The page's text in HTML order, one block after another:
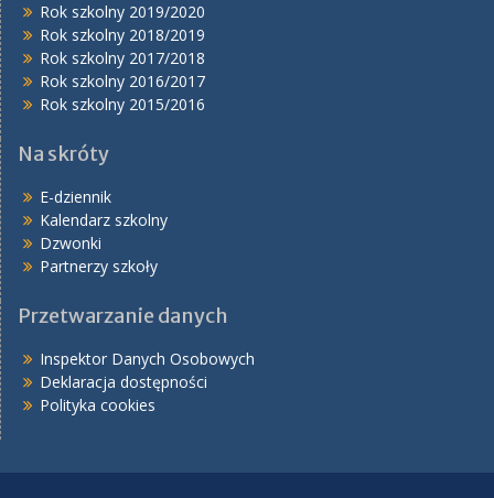
Rok szkolny 2019/2020
Rok szkolny 2018/2019
Rok szkolny 2017/2018
Rok szkolny 2016/2017
Rok szkolny 2015/2016
Na skróty
E-dziennik
Kalendarz szkolny
Dzwonki
Partnerzy szkoły
Przetwarzanie danych
Inspektor Danych Osobowych
Deklaracja dostępności
Polityka cookies